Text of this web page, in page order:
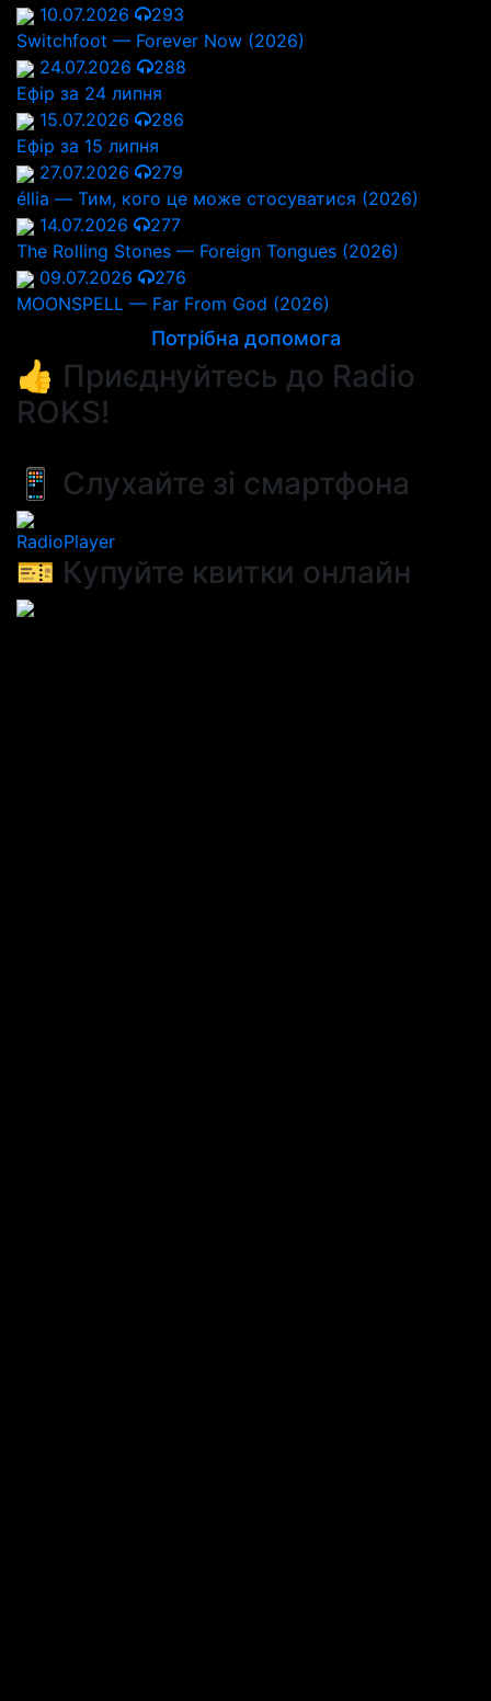
10.07.2026
293
Switchfoot — Forever Now (2026)
24.07.2026
288
Ефір за 24 липня
15.07.2026
286
Ефір за 15 липня
27.07.2026
279
éllia — Тим, кого це може стосуватися (2026)
14.07.2026
277
The Rolling Stones — Foreign Tongues (2026)
09.07.2026
276
MOONSPELL — Far From God (2026)
Потрібна допомога
👍 Приєднуйтесь до Radio
ROKS!
📱 Слухайте зі смартфона
RadioPlayer
🎫 Купуйте квитки онлайн